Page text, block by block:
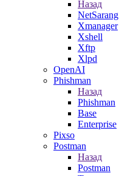
Назад
NetSarang
Xmanager
Xshell
Xftp
Xlpd
OpenAI
Phishman
Назад
Phishman
Base
Enterprise
Pixso
Postman
Назад
Postman